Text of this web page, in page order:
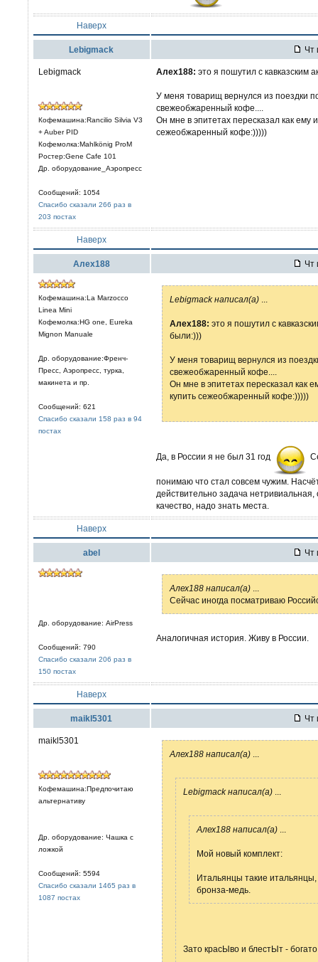
Наверх
Lebigmack Чт
Lebigmack
Кофемашина:Rancilio Silvia V3
+ Auber PID
Кофемолка:Mahlkönig ProM
Ростер:Gene Cafe 101
Др. оборудование_Аэропресс
Сообщений: 1054
Спасибо сказали 266 раз в
203 постах
Алех188: это я пошутил с кавказским
У меня товарищ вернулся из поездки
свежеобжаренный кофе....
Он мне в эпитетах пересказал как ему
сежеобжаренный кофе:)))))
Наверх
Алех188 Чт
Кофемашина:La Marzocco
Linea Mini
Кофемолка:HG one, Eureka
Mignon Manuale
Др. оборудование:Френч-
Пресс, Аэропресс, турка,
макинета и пр.
Сообщений: 621
Спасибо сказали 158 раз в 94
постах
Lebigmack написал(а)
Алех188: это я пошутил с
были:)))
У меня товарищ вернулся из
свежеобжаренный кофе....
Он мне в эпитетах пересказал как
купить сежеобжаренный кофе:)))))
Да, в России я не был 31 год
понимаю что стал совсем чужим.
действительно задача
качество, надо знать места.
Наверх
abel Чт
Др. оборудование: AirPress
Сообщений: 790
Спасибо сказали 206 раз в
150 постах
Алех188 написал(а)
Сейчас иногда посматриваю
Аналогичная история. Живу в России.
Наверх
maikl5301 Чт
maikl5301
Кофемашина:Предпочитаю
альтернативу
Др. оборудование: Чашка с
ложкой
Сообщений: 5594
Спасибо сказали 1465 раз в
1087 постах
Алех188 написал(а)
Lebigmack написал(а)
Алех188 написал(а)
Мой новый комплект:
Итальянцы такие
бронза-медь.
Зато красЫво и блестЫт -